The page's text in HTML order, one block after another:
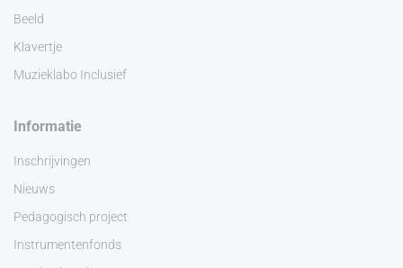
Beeld
Klavertje
Muzieklabo Inclusief
Informatie
Inschrijvingen
Nieuws
Pedagogisch project
Instrumentenfonds